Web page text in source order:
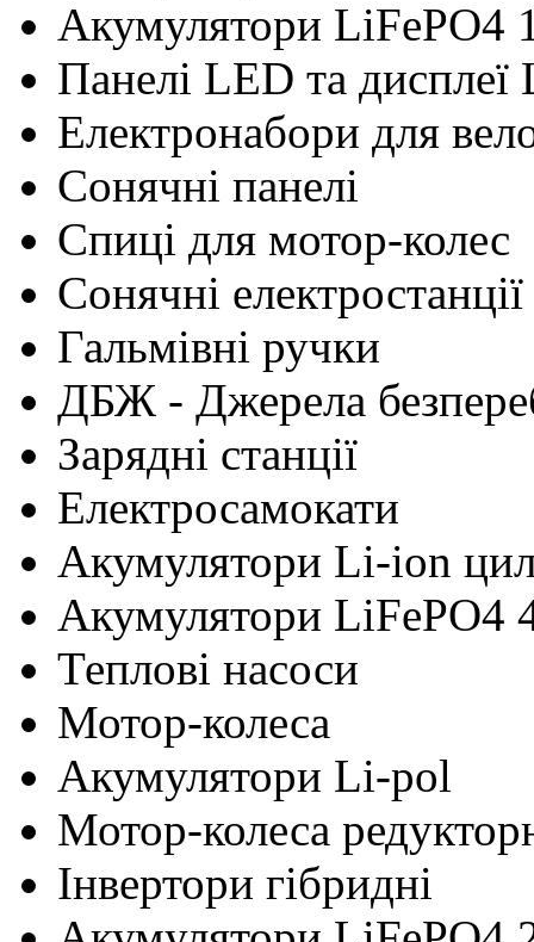
Акумулятори LiFePO4
Панелі LED та дисплеї
Електронабори для
Сонячні панелі
Cпиці для мотор-колес
Сонячні електростанції
Гальмівні ручки
ДБЖ - Джерела
Зарядні станції
Електросамокати
Акумулятори Li-ion
Акумулятори LiFePO4
Теплові насоси
Мотор-колеса
Акумулятори Li-pol
Мотор-колеса
Інвертори гібридні